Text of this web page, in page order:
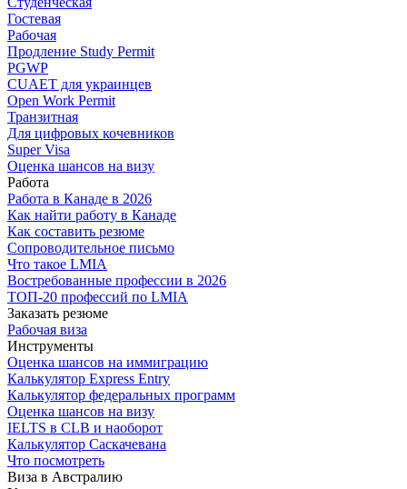
Гостевая
Рабочая
Продление Study Permit
PGWP
CUAET для украинцев
Open Work Permit
Транзитная
Для цифровых кочевников
Super Visa
Оценка шансов на визу
Работа
Работа в Канаде в 2026
Как найти работу в Канаде
Как составить резюме
Сопроводительное письмо
Что такое LMIA
Востребованные профессии в 2026
ТОП-20 профессий по LMIA
Заказать резюме
Рабочая виза
Инструменты
Оценка шансов на иммиграцию
Калькулятор Express Entry
Калькулятор федеральных программ
Оценка шансов на визу
IELTS в CLB и наоборот
Калькулятор Саскачевана
Что посмотреть
Виза в Австралию